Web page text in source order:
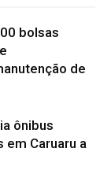
bolsas
de
ônibus
Caruaru a